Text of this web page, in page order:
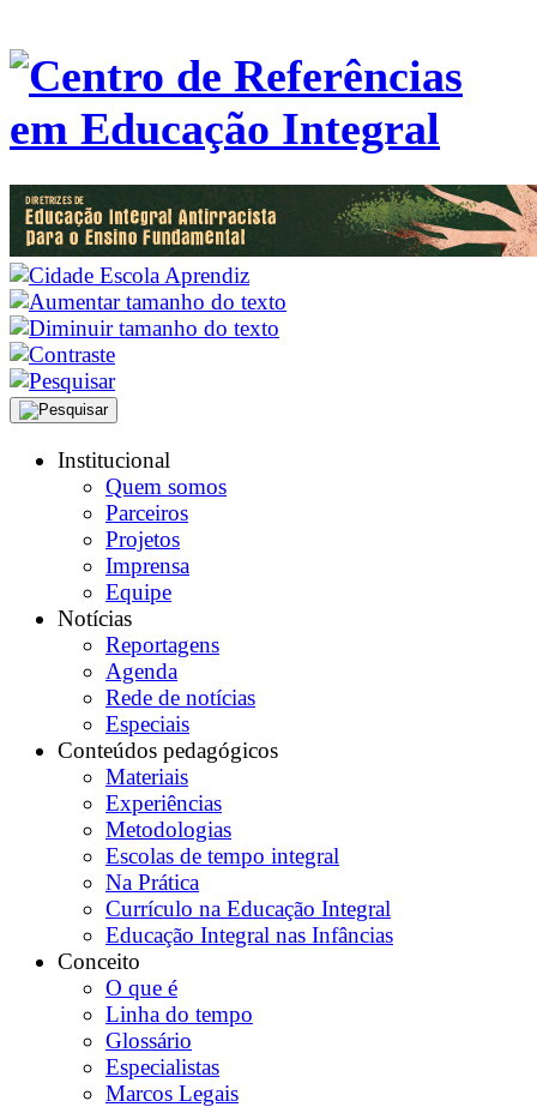
Institucional
Quem somos
Parceiros
Projetos
Imprensa
Equipe
Notícias
Reportagens
Agenda
Rede de notícias
Especiais
Conteúdos pedagógicos
Materiais
Experiências
Metodologias
Escolas de tempo integral
Na Prática
Currículo na Educação Integral
Educação Integral nas Infâncias
Conceito
O que é
Linha do tempo
Glossário
Especialistas
Marcos Legais